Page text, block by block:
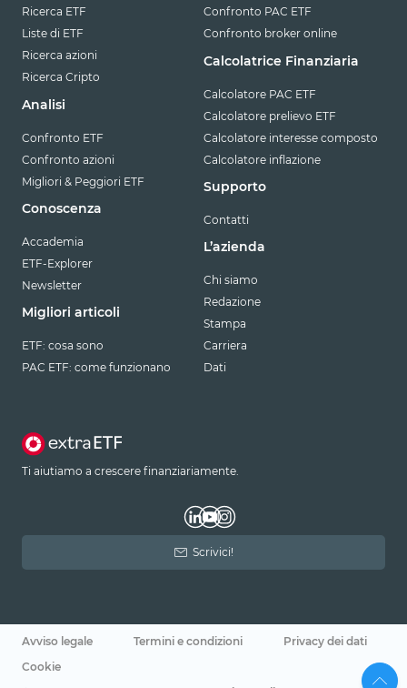
Ricerca ETF
Liste di ETF
Ricerca azioni
Ricerca Cripto
Analisi
Confronto ETF
Confronto azioni
Migliori & Peggiori ETF
Conoscenza
Accademia
ETF-Explorer
Newsletter
Migliori articoli
ETF: cosa sono
PAC ETF: come funzionano
Confronto PAC ETF
Confronto broker online
Calcolatrice Finanziaria
Calcolatore PAC ETF
Calcolatore prelievo ETF
Calcolatore interesse composto
Calcolatore inflazione
Supporto
Contatti
L’azienda
Chi siamo
Redazione
Stampa
Carriera
Dati
Ti aiutiamo a crescere finanziariamente.
Scrivici!
Avviso legale Termini e condizioni
Privacy dei dati
Cookie